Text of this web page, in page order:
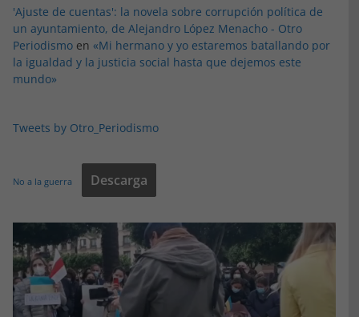
'Ajuste de cuentas': la novela sobre corrupción política de
un ayuntamiento, de Alejandro López Menacho - Otro
Periodismo en «Mi hermano y yo estaremos batallando por
la igualdad y la justicia social hasta que dejemos este
mundo»
Tweets by Otro_Periodismo
No a la guerra Descarga